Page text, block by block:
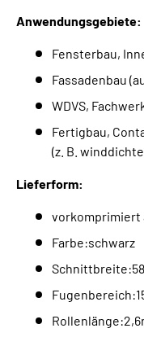
Anwendungsgebiete:
Fensterbau,
Fassadenbau
WDVS,
Fertigbau,
(z. B.
Lieferform:
vorkomprimiert
Farbe:schwarz